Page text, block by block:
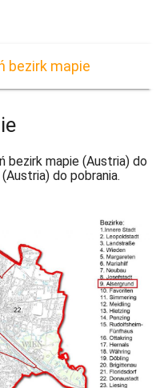
bezirk mapie
bezirk mapie (Austria) do
do pobrania.